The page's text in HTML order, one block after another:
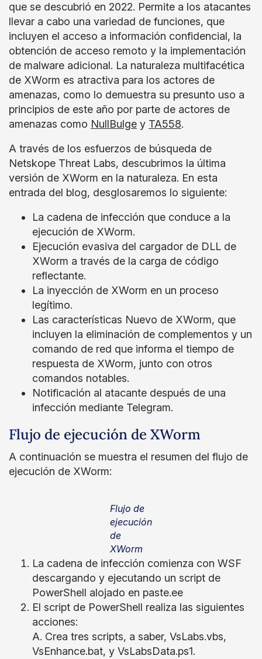
que se descubrió en 2022. Permite a los atacantes
llevar a cabo una variedad de funciones, que
incluyen el acceso a información confidencial, la
obtención de acceso remoto y la implementación
de malware adicional. La naturaleza multifacética
de XWorm es atractiva para los actores de
amenazas, como lo demuestra su presunto uso a
principios de este año por parte de actores de
amenazas como NullBulge y TA558.
A través de los esfuerzos de búsqueda de
Netskope Threat Labs, descubrimos la última
versión de XWorm en la naturaleza. En esta
entrada del blog, desglosaremos lo siguiente:
La cadena de infección que conduce a la
ejecución de XWorm.
Ejecución evasiva del cargador de DLL de
XWorm a través de la carga de código
reflectante.
La inyección de XWorm en un proceso
legítimo.
Las características Nuevo de XWorm, que
incluyen la eliminación de complementos y un
comando de red que informa el tiempo de
respuesta de XWorm, junto con otros
comandos notables.
Notificación al atacante después de una
infección mediante Telegram.
Flujo de ejecución de XWorm
A continuación se muestra el resumen del flujo de
ejecución de XWorm:
Flujo de
ejecución
de
XWorm
La cadena de infección comienza con WSF
descargando y ejecutando un script de
PowerShell alojado en paste.ee
El script de PowerShell realiza las siguientes
acciones:
A. Crea tres scripts, a saber, VsLabs.vbs,
VsEnhance.bat, y VsLabsData.ps1.